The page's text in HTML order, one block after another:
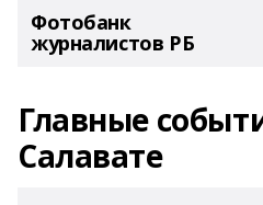
Фотобанк
журналистов РБ
Главные
Салавате